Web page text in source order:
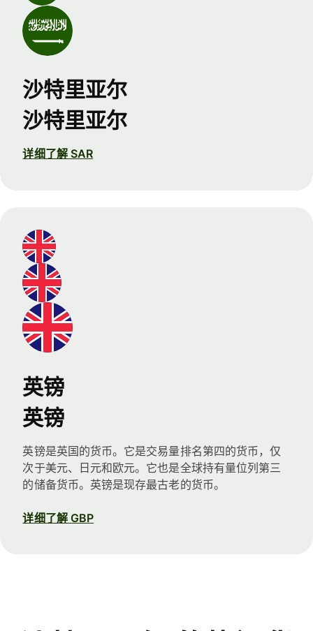
沙特里亚尔
沙特里亚尔
详细了解 SAR
英镑
英镑
英镑是英国的货币。它是交易量排名第四的货币，仅
次于美元、日元和欧元。它也是全球持有量位列第三
的储备货币。英镑是现存最古老的货币。
详细了解 GBP